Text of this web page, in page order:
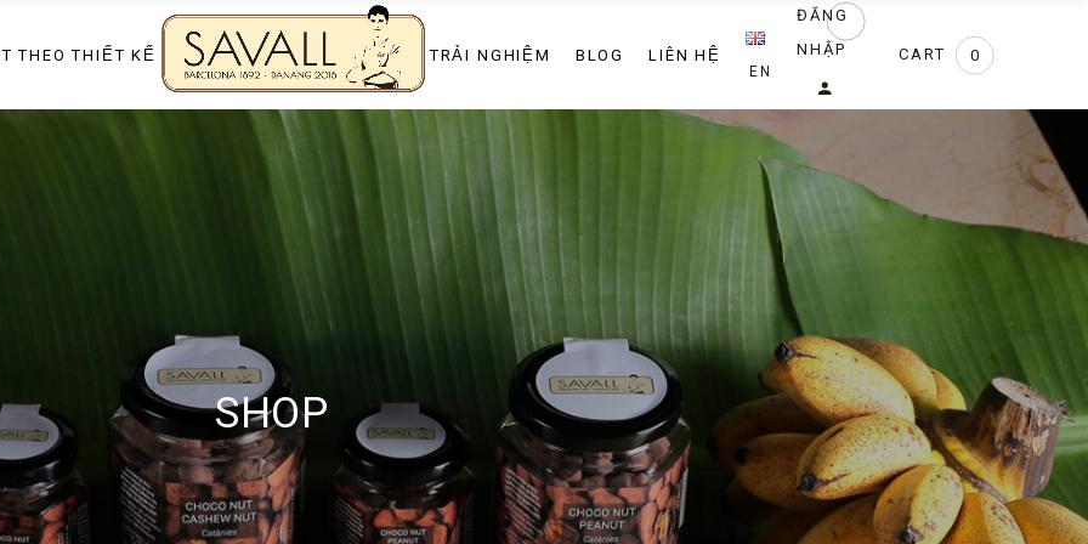
THEO THIẾT KẾ TRẢI NGHIỆM
Khoá nếm Socola
Show làm kẹo
Tiệc & Sự kiện sang trọng
Thực đơn tráng miệng riêng
BLOG LIÊN HỆ
EN
ĐĂNG
NHẬP
CART 0
Khoá nếm Socola
Show làm kẹo
Tiệc & Sự kiện sang trọng
Thực đơn tráng miệng riêng
SHOP